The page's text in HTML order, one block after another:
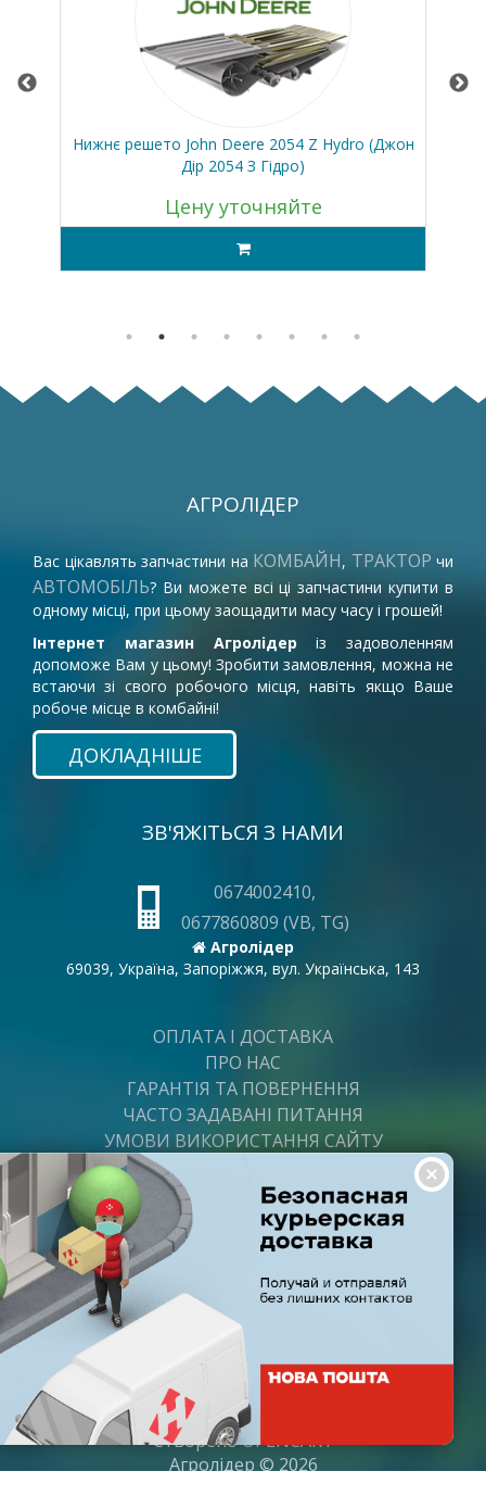
Нижнє решето John Deere 2054 Z Hydro (Джон
Дір 2054 З Гідро)
Цену уточняйте
АГРОЛІДЕР
Вас цікавлять запчастини на КОМБАЙН, ТРАКТОР чи
АВТОМОБІЛЬ? Ви можете всі ці запчастини купити в
одному місці, при цьому заощадити масу часу і грошей!
Інтернет магазин Агролідер із задоволенням
допоможе Вам у цьому! Зробити замовлення, можна не
встаючи зі свого робочого місця, навіть якщо Ваше
робоче місце в комбайні!
ДОКЛАДНІШЕ
ЗВ'ЯЖІТЬСЯ З НАМИ
0674002410,
0677860809 (VB, TG)
Агролідер
69039, Україна, Запоріжжя, вул. Українська, 143
ОПЛАТА І ДОСТАВКА
ПРО НАС
ГАРАНТІЯ ТА ПОВЕРНЕННЯ
ЧАСТО ЗАДАВАНІ ПИТАННЯ
УМОВИ ВИКОРИСТАННЯ САЙТУ
ПОСТАЧАЛЬНИКАМ
ПАРТНЕРИ
ГРАФІК РОБОТИ
Пн-Пт: з 8:00 до 21:00
Субота: з 9:00 до 20:00
Неділя: з 10:00 до 19:00
СтвореноOPENCART
Агролідер © 2026